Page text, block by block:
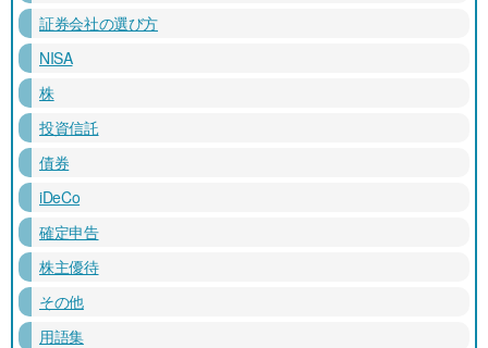
証券会社の選び方
NISA
株
投資信託
債券
iDeCo
確定申告
株主優待
その他
用語集